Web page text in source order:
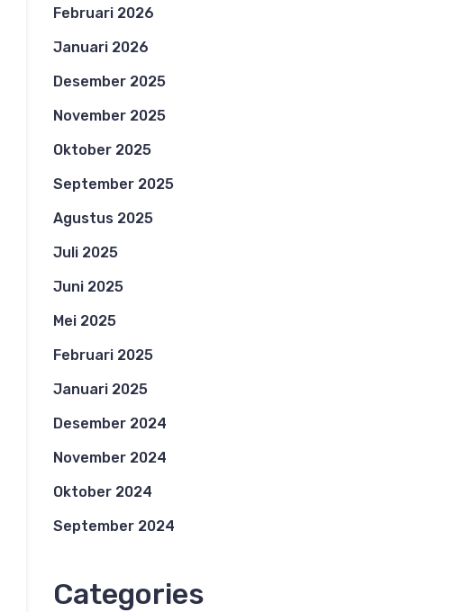
Februari 2026
Januari 2026
Desember 2025
November 2025
Oktober 2025
September 2025
Agustus 2025
Juli 2025
Juni 2025
Mei 2025
Februari 2025
Januari 2025
Desember 2024
November 2024
Oktober 2024
September 2024
Categories